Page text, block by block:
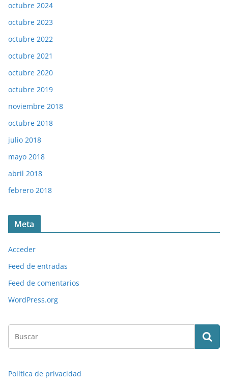
octubre 2024
octubre 2023
octubre 2022
octubre 2021
octubre 2020
octubre 2019
noviembre 2018
octubre 2018
julio 2018
mayo 2018
abril 2018
febrero 2018
Meta
Acceder
Feed de entradas
Feed de comentarios
WordPress.org
Política de privacidad